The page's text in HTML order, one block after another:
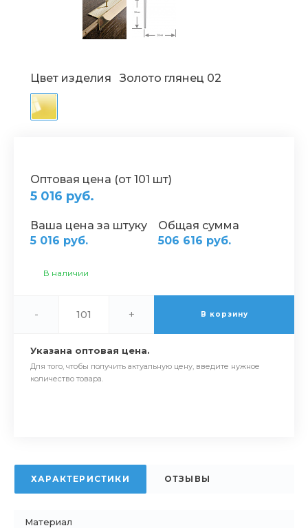
Цвет изделия Золото глянец 02
Оптовая цена (от 101 шт)
5 016 руб.
Ваша цена за штуку
5 016 руб.
Общая сумма
506 616 руб.
В наличии
- + В корзину
Указана оптовая цена.
Для того, чтобы получить актуальную цену, введите нужное
количество товара.
ХАРАКТЕРИСТИКИ ОТЗЫВЫ
Материал